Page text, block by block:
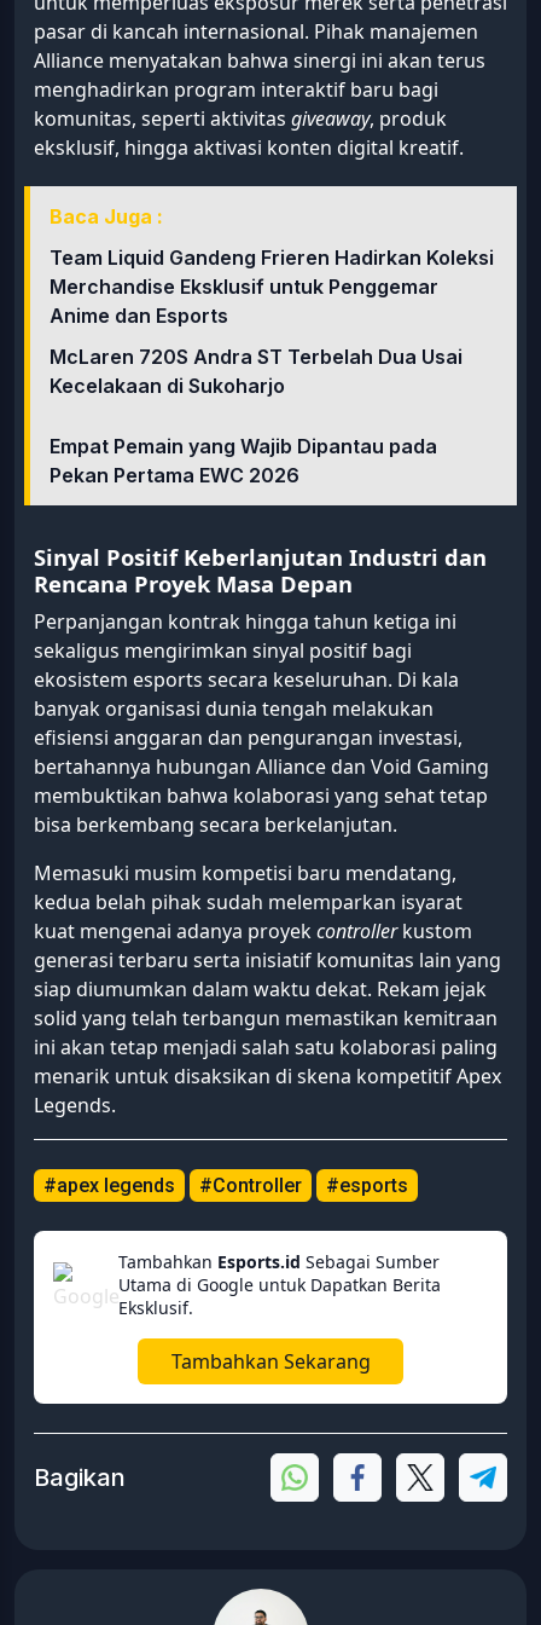
pasar di kancah internasional. Pihak manajemen
Alliance menyatakan bahwa sinergi ini akan terus
menghadirkan program interaktif baru bagi
komunitas, seperti aktivitas giveaway, produk
eksklusif, hingga aktivasi konten digital kreatif.
Baca Juga :
Team Liquid Gandeng Frieren Hadirkan Koleksi
Merchandise Eksklusif untuk Penggemar
Anime dan Esports
McLaren 720S Andra ST Terbelah Dua Usai
Kecelakaan di Sukoharjo
Empat Pemain yang Wajib Dipantau pada
Pekan Pertama EWC 2026
Sinyal Positif Keberlanjutan Industri dan
Rencana Proyek Masa Depan
Perpanjangan kontrak hingga tahun ketiga ini
sekaligus mengirimkan sinyal positif bagi
ekosistem esports secara keseluruhan. Di kala
banyak organisasi dunia tengah melakukan
efisiensi anggaran dan pengurangan investasi,
bertahannya hubungan Alliance dan Void Gaming
membuktikan bahwa kolaborasi yang sehat tetap
bisa berkembang secara berkelanjutan.
Memasuki musim kompetisi baru mendatang,
kedua belah pihak sudah melemparkan isyarat
kuat mengenai adanya proyekcontrollerkustom
generasi terbaru serta inisiatif komunitas lain yang
siap diumumkan dalam waktu dekat. Rekam jejak
solid yang telah terbangun memastikan kemitraan
ini akan tetap menjadi salah satu kolaborasi paling
menarik untuk disaksikan di skena kompetitif Apex
Legends.
#apex legends #Controller #esports
Tambahkan Esports.id Sebagai Sumber
Utama di Google untuk Dapatkan Berita
Eksklusif.
Tambahkan Sekarang
Bagikan